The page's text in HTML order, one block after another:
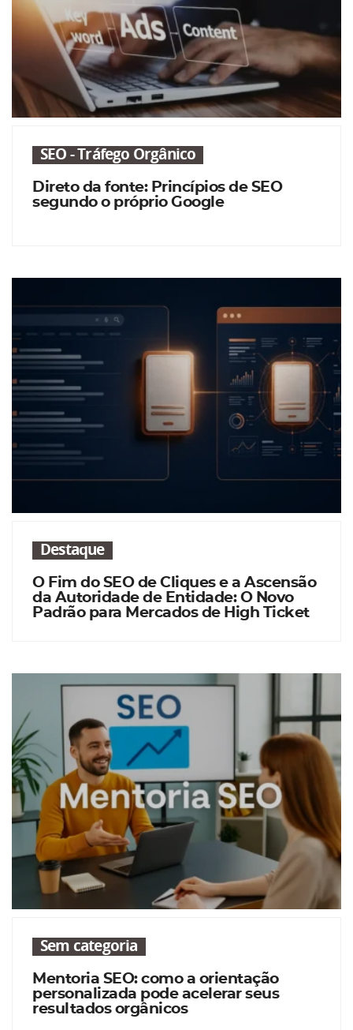
SEO - Tráfego Orgânico
Direto da fonte: Princípios de SEO
segundo o próprio Google
Destaque
O Fim do SEO de Cliques e a Ascensão
da Autoridade de Entidade: O Novo
Padrão para Mercados de High Ticket
Sem categoria
Mentoria SEO: como a orientação
personalizada pode acelerar seus
resultados orgânicos